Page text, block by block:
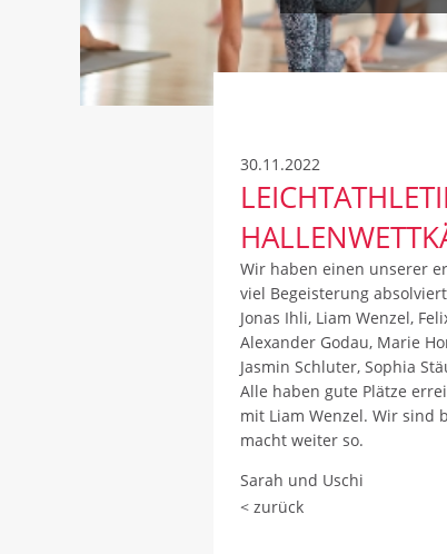
30.11.2022
Wir haben einen unserer
viel Begeisterung
Jonas Ihli, Liam Wenzel,
Alexander Godau, Marie
Jasmin Schluter, Sophia
Alle haben gute Plätze
mit Liam Wenzel. Wir sind
macht weiter so.
Sarah und Uschi
< zurück